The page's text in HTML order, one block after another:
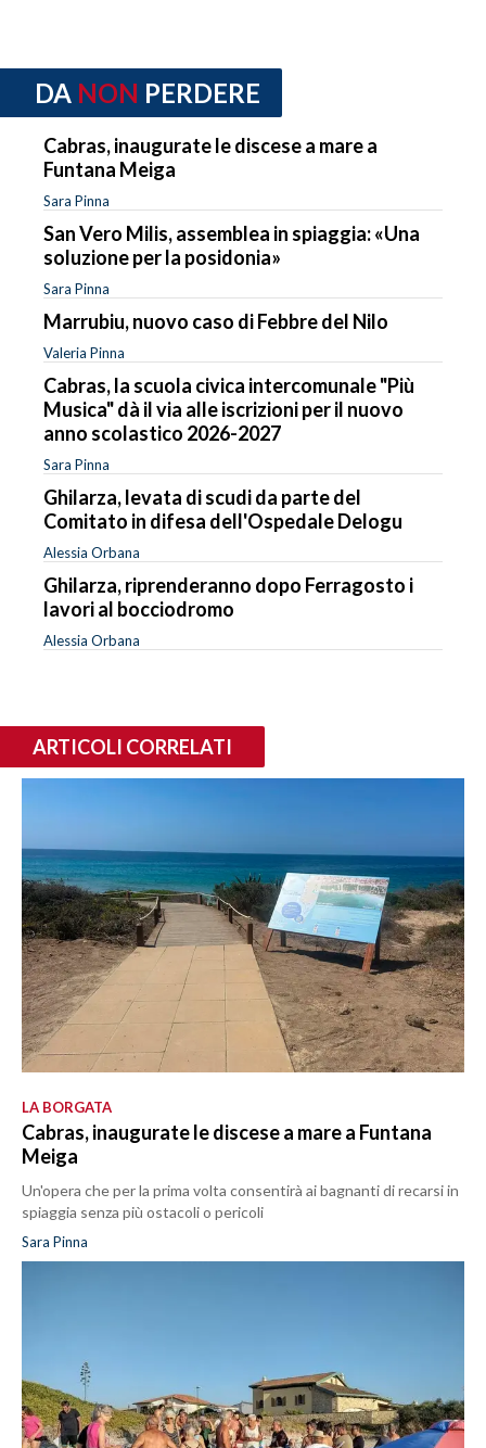
DA NON PERDERE
Cabras, inaugurate le discese a mare a
Funtana Meiga
Sara Pinna
San Vero Milis, assemblea in spiaggia: «Una
soluzione per la posidonia»
Sara Pinna
Marrubiu, nuovo caso di Febbre del Nilo
Valeria Pinna
Cabras, la scuola civica intercomunale "Più
Musica" dà il via alle iscrizioni per il nuovo
anno scolastico 2026-2027
Sara Pinna
Ghilarza, levata di scudi da parte del
Comitato in difesa dell'Ospedale Delogu
Alessia Orbana
Ghilarza, riprenderanno dopo Ferragosto i
lavori al bocciodromo
Alessia Orbana
ARTICOLI CORRELATI
LA BORGATA
Cabras, inaugurate le discese a mare a Funtana
Meiga
Un'opera che per la prima volta consentirà ai bagnanti di recarsi in
spiaggia senza più ostacoli o pericoli
Sara Pinna